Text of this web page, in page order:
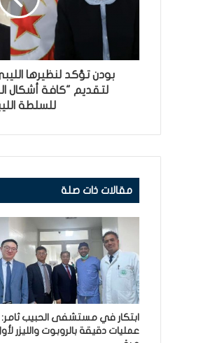
بودن تؤكد لنظيرها
لتقديم "كافة أشكال
للسلطة
مقالات ذات صلة
عمليات دقيقة بالروبوت والليزر